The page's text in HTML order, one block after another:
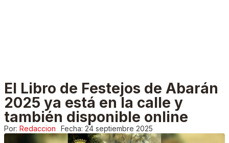
El Libro de Festejos de Abarán
2025 ya está en la calle y
también disponible online
Por: Redaccion Fecha: 24 septiembre 2025